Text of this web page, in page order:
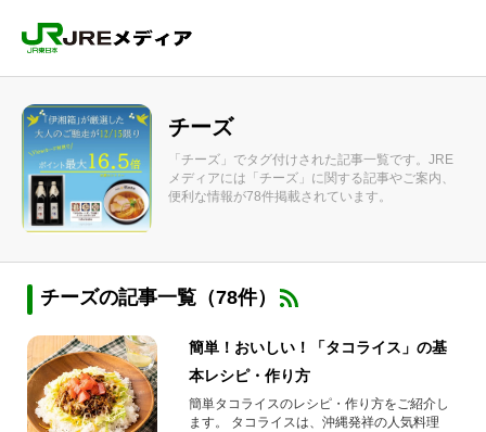
チーズ
「チーズ」でタグ付けされた記事一覧です。JRE
メディアには「チーズ」に関する記事やご案内、
便利な情報が78件掲載されています。
チーズの記事一覧（78件）
簡単！おいしい！「タコライス」の基
本レシピ・作り方
簡単タコライスのレシピ・作り方をご紹介し
ます。 タコライスは、沖縄発祥の人気料理